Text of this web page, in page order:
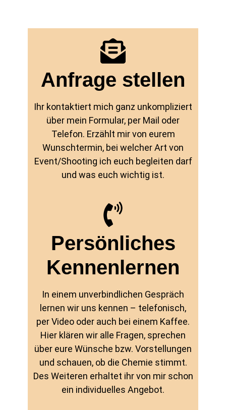
Anfrage stellen
Ihr kontaktiert mich ganz unkompliziert
über mein Formular, per Mail oder
Telefon. Erzählt mir von eurem
Wunschtermin, bei welcher Art von
Event/Shooting ich euch begleiten darf
und was euch wichtig ist.
Persönliches
Kennenlernen
In einem unverbindlichen Gespräch
lernen wir uns kennen – telefonisch,
per Video oder auch bei einem Kaffee.
Hier klären wir alle Fragen, sprechen
über eure Wünsche bzw. Vorstellungen
und schauen, ob die Chemie stimmt.
Des Weiteren erhaltet ihr von mir schon
ein individuelles Angebot.